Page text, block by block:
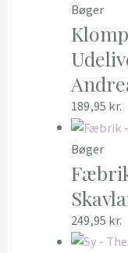
Bøger
189,95 kr.
Bøger
249,95 kr.